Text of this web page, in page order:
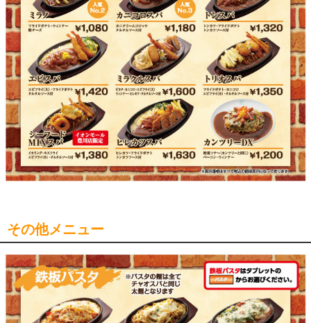
その他メニュー